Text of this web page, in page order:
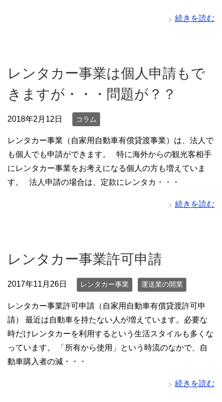
続きを読む
レンタカー事業は個人申請もで
きますが・・・問題が？？
2018年2月12日 コラム
レンタカー事業（自家用自動車有償貸渡事業）は、法人で
も個人でも申請ができます。 特に海外からの観光客相手
にレンタカー事業をお考えになる個人の方も増えていま
す。 法人申請の場合は、定款にレンタカ・・・
続きを読む
レンタカー事業許可申請
2017年11月26日 レンタカー事業 運送業の開業
レンタカー事業許可申請（自家用自動車有償貸渡許可申
請） 最近は自動車を持たない人が増えています。必要な
時だけレンタカーを利用するという生活スタイルも多くな
っています。 「所有から使用」という時流のなかで、自
動車購入者の減・・・
続きを読む